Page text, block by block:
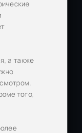
а также
того,